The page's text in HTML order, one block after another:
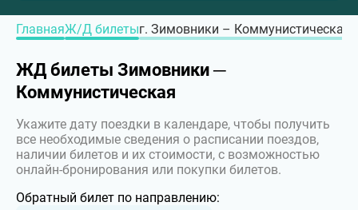
ГлавнаяЖ/Д билетыг. Зимовники – Коммунистическая,
ЖД билеты Зимовники ─
Коммунистическая
Укажите дату поездки в календаре, чтобы получить
все необходимые сведения о расписании поездов,
наличии билетов и их стоимости, с возможностью
онлайн-бронирования или покупки билетов.
Обратный билет по направлению: